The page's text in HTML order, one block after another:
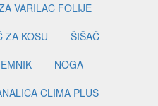
VARILAC FOLIJE
ZA KOSU
ŠIŠAČ
NOGA
CLIMA PLUS